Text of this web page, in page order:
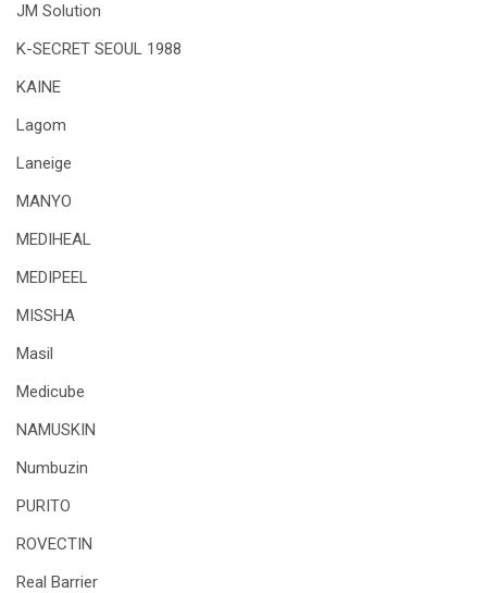
JM Solution
K-SECRET SEOUL 1988
KAINE
Lagom
Laneige
MANYO
MEDIHEAL
MEDIPEEL
MISSHA
Masil
Medicube
NAMUSKIN
Numbuzin
PURITO
ROVECTIN
Real Barrier